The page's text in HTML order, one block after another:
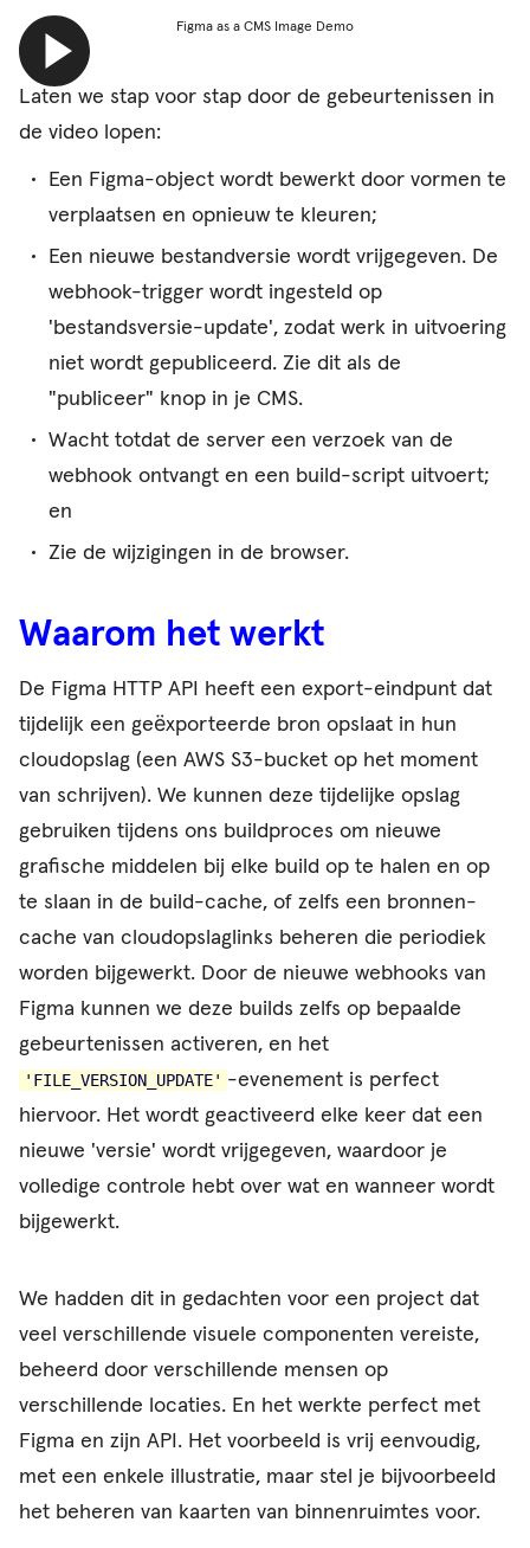
video
afspelen
Figma as a CMS Image Demo
Laten we stap voor stap door de gebeurtenissen in
de video lopen:
Een Figma-object wordt bewerkt door vormen te
verplaatsen en opnieuw te kleuren;
Een nieuwe bestandversie wordt vrijgegeven. De
webhook-trigger wordt ingesteld op
'bestandsversie-update', zodat werk in uitvoering
niet wordt gepubliceerd. Zie dit als de
"publiceer" knop in je CMS.
Wacht totdat de server een verzoek van de
webhook ontvangt en een build-script uitvoert;
en
Zie de wijzigingen in de browser.
Waarom het werkt
De Figma HTTP API heeft een export-eindpunt dat
tijdelijk een geëxporteerde bron opslaat in hun
cloudopslag (een AWS S3-bucket op het moment
van schrijven). We kunnen deze tijdelijke opslag
gebruiken tijdens ons buildproces om nieuwe
grafische middelen bij elke build op te halen en op
te slaan in de build-cache, of zelfs een bronnen-
cache van cloudopslaglinks beheren die periodiek
worden bijgewerkt. Door de nieuwe webhooks van
Figma kunnen we deze builds zelfs op bepaalde
gebeurtenissen activeren, en het
'FILE_VERSION_UPDATE' -evenement is perfect
hiervoor. Het wordt geactiveerd elke keer dat een
nieuwe 'versie' wordt vrijgegeven, waardoor je
volledige controle hebt over wat en wanneer wordt
bijgewerkt.
We hadden dit in gedachten voor een project dat
veel verschillende visuele componenten vereiste,
beheerd door verschillende mensen op
verschillende locaties. En het werkte perfect met
Figma en zijn API. Het voorbeeld is vrij eenvoudig,
met een enkele illustratie, maar stel je bijvoorbeeld
het beheren van kaarten van binnenruimtes voor.